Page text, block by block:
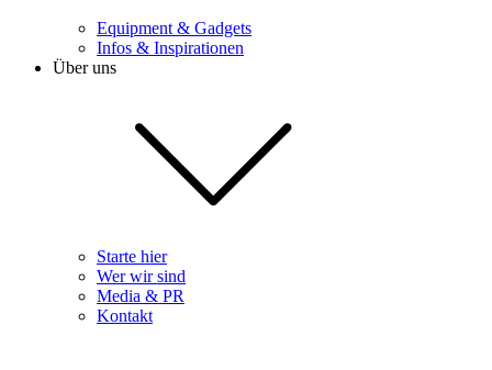
Equipment & Gadgets
Infos & Inspirationen
Über uns
Starte hier
Wer wir sind
Media & PR
Kontakt